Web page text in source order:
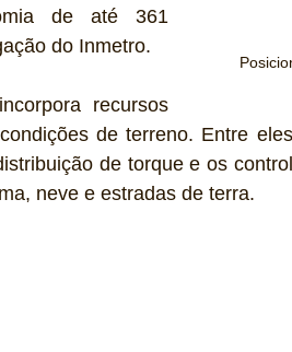
de até 361
do Inmetro.
recursos
de terreno. Entre
de torque e os
neve e estradas de terra.